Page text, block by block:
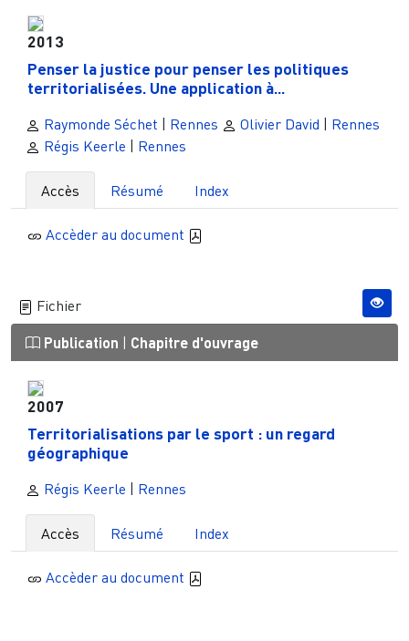
2013
Penser la justice pour penser les politiques
territorialisées. Une application à...
Raymonde Séchet | Rennes Olivier David | Rennes
Régis Keerle | Rennes
Accès Résumé Index
Accèder au document
Fichier
Publication Chapitre d'ouvrage
2007
Territorialisations par le sport : un regard
géographique
Régis Keerle | Rennes
Accès Résumé Index
Accèder au document